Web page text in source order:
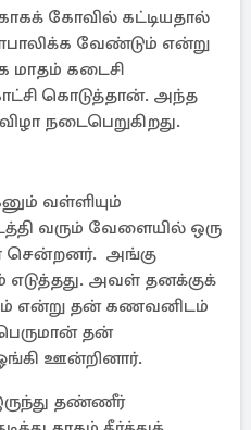
கோவில் கட்டியதால்
வேண்டும் என்று
மாதம் கடைசி
கொடுத்தான். அந்த
நடைபெறுகிறது.
வள்ளியும்
வரும் வேளையில் ஒரு
சென்றனர். அங்கு
அவள் தனக்குக்
என்று தன் கணவனிடம்
தன்
ஊன்றினார்.
தண்ணீர்